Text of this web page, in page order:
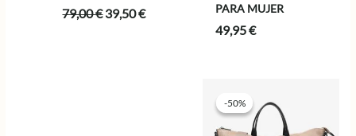
79,00€El
39,50€El
PARA MUJER
49,95€
-50%
-50%